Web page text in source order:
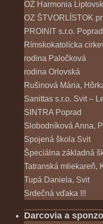
OZ Harmonia
OZ ŠTVORLÍSTOK
PROINIT s.r.o. Poprad
Rímskokatolícka
rodina Paločková
rodina Orlovská
Rušinová Mária,
Sanittas s.r.o. Svit –
SINTRA Poprad
Slobodníková Anna,
Spojená škola Svit
Špeciálna základná
Tatranská mliekareň,
Tupá Daniela, Svit
Srdečná vďaka !!!
Darcovia a